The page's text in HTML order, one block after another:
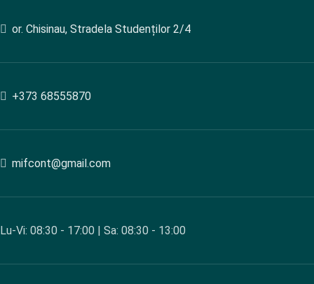
or. Chisinau, Stradela Studenților 2/4
+373 68555870
mifcont@gmail.com
Lu-Vi: 08:30 - 17:00 | Sa: 08:30 - 13:00